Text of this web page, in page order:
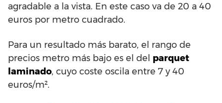
agradable a la vista. En este caso va de 20 a 40
euros por metro cuadrado.
Para un resultado más barato, el rango de
precios metro más bajo es el del parquet
laminado, cuyo coste oscila entre 7 y 40
euros/m².